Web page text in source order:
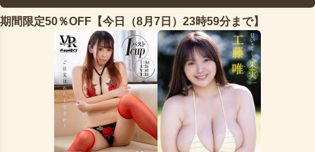
期間限定50％OFF【今日（8月7日）23時59分まで】